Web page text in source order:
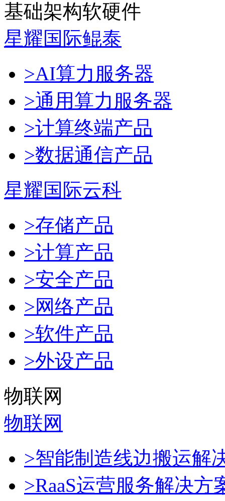
基础架构软硬件
星耀国际鲲泰
>AI算力服务器
>通用算力服务器
>计算终端产品
>数据通信产品
星耀国际云科
>存储产品
>计算产品
>安全产品
>网络产品
>软件产品
>外设产品
物联网
物联网
>智能制造线边搬运解
>RaaS运营服务解决方